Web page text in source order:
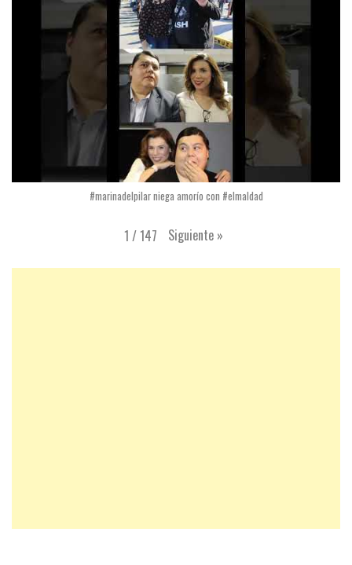
#marinadelpilar niega amorío con #elmaldad
1 /147 Siguiente »